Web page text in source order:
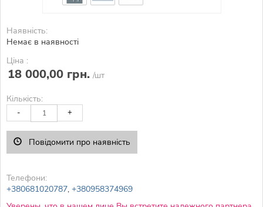
Наявність:
Немає в наявності
Ціна :
18 000,00 грн. /шт
Кількість:
- +
Повідомити про наявність
Телефони:
+380681020787, +380958374969